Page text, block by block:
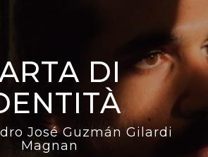
DI
José Guzmán Gilardi
Magnan